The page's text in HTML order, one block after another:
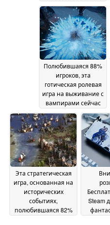
Полюбившаяся 88%
игроков, эта
готическая ролевая
игра на выживание с
вампирами сейчас
находится на
рекордно низком
уровне в Steam18 May
2026
Эта стратегическая
игра, основанная на
исторических
событиях,
полюбившаяся 82%
Steam